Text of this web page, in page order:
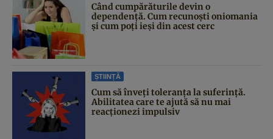
Când cumpărăturile devin o
dependență. Cum recunoști oniomania
și cum poți ieși din acest cerc
ȘTIINȚĂ
Cum să înveți toleranța la suferință.
Abilitatea care te ajută să nu mai
reacționezi impulsiv